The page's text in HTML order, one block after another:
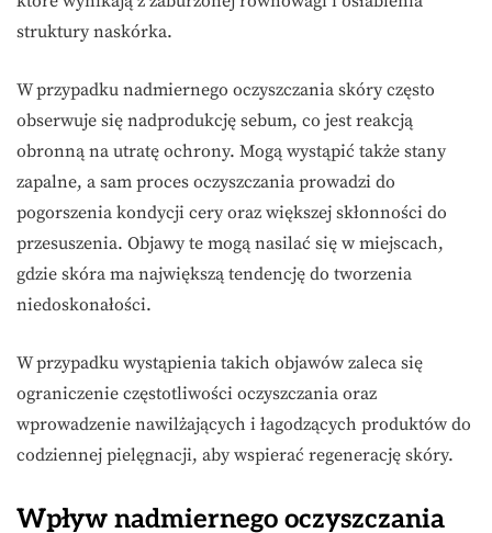
struktury naskórka.
W przypadku nadmiernego oczyszczania skóry często
obserwuje się nadprodukcję sebum, co jest reakcją
obronną na utratę ochrony. Mogą wystąpić także stany
zapalne, a sam proces oczyszczania prowadzi do
pogorszenia kondycji cery oraz większej skłonności do
przesuszenia. Objawy te mogą nasilać się w miejscach,
gdzie skóra ma największą tendencję do tworzenia
niedoskonałości.
W przypadku wystąpienia takich objawów zaleca się
ograniczenie częstotliwości oczyszczania oraz
wprowadzenie nawilżających i łagodzących produktów do
codziennej pielęgnacji, aby wspierać regenerację skóry.
Wpływ nadmiernego oczyszczania